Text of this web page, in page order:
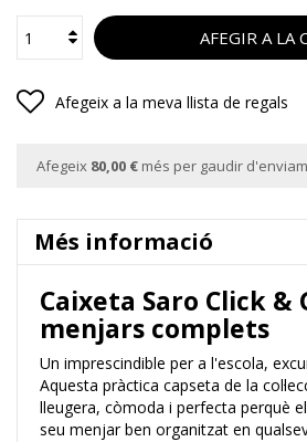
AFEGIR A LA
Afegeix a la meva llista de regals
Afegeix 80,00 € més per gaudir
Més informació
Caixeta Saro Click &
menjars complets
Un imprescindible per a l'escola,
Aquesta pràctica capseta de la
lleugera, còmoda i perfecta perquè
seu menjar ben organitzat en